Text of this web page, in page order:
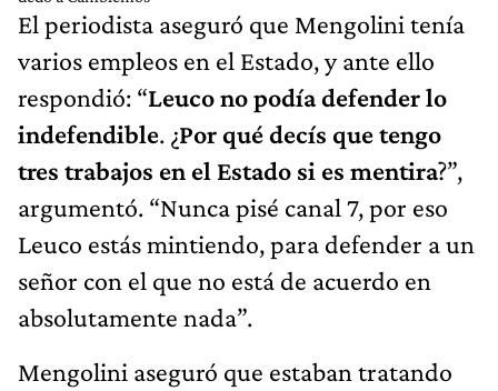
El periodista aseguró que Mengolini tenía
varios empleos en el Estado, y ante ello
respondió: “Leuco no podía defender lo
indefendible. ¿Por qué decís que tengo
tres trabajos en el Estado si es mentira?”,
argumentó. “Nunca pisé canal 7, por eso
Leuco estás mintiendo, para defender a un
señor con el que no está de acuerdo en
absolutamente nada”.
Mengolini aseguró que estaban tratando